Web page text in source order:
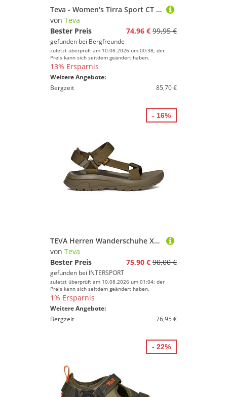
Teva - Women's Tirra Sport CT - Sandalen Gr 40 braun
von Teva
Bester Preis
74,96 € 99,95 €
gefunden bei Bergfreunde
zuletzt überprüft am 10.08.2026 um 00:38; der
Preis kann sich seitdem geändert haben.
13% Ersparnis
Weitere Angebote:
Bergzeit
85,70 €
TEVA Herren Wanderschuhe XTL3
von Teva
Bester Preis
75,90 € 90,00 €
gefunden bei INTERSPORT
zuletzt überprüft am 10.08.2026 um 01:04; der
Preis kann sich seitdem geändert haben.
1% Ersparnis
Weitere Angebote:
Bergzeit
76,95 €
- 16%
- 22%